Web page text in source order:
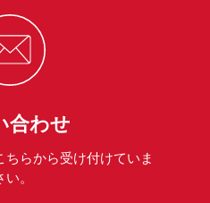
合わせ
らから受け付けていま
。